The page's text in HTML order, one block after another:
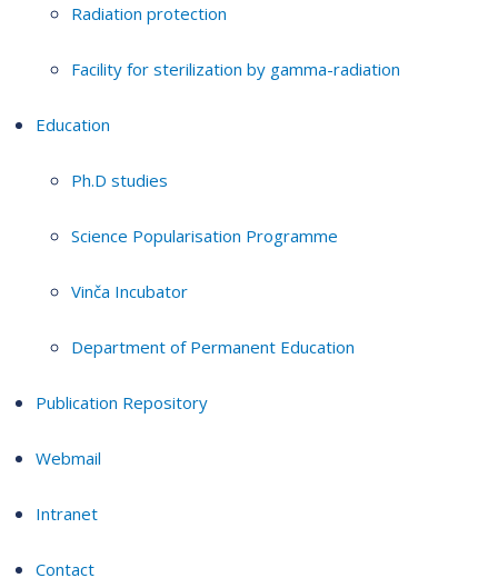
Radiation protection
Facility for sterilization by gamma-radiation
Education
Ph.D studies
Science Popularisation Programme
Vinča Incubator
Department of Permanent Education
Publication Repository
Webmail
Intranet
Contact